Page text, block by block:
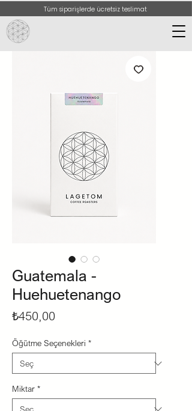
Tüm siparişlerde ücretsiz teslimat
Guatemala -
Huehuetenango
₺450,00
Öğütme Seçenekleri *
Miktar *